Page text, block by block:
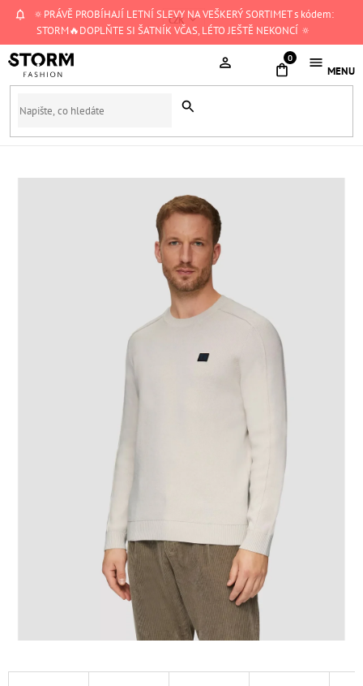
Přejít
🔅PRÁVĚ PROBÍHAJÍ LETNÍ SLEVY NA VEŠKERÝ SORTIMET s kódem:
STORM🔥DOPLŇTE SI ŠATNÍK VČAS, LÉTO JEŠTĚ NEKONCÍ 🔅
CZK
NÁKUPNÍ